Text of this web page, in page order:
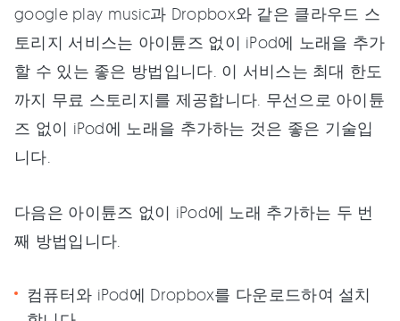
google play music과 Dropbox와 같은 클라우드 스
토리지 서비스는 아이튠즈 없이 iPod에 노래을 추가
할 수 있는 좋은 방법입니다. 이 서비스는 최대 한도
까지 무료 스토리지를 제공합니다. 무선으로 아이튠
즈 없이 iPod에 노래을 추가하는 것은 좋은 기술입
니다.
다음은 아이튠즈 없이 iPod에 노래 추가하는 두 번
째 방법입니다.
컴퓨터와 iPod에 Dropbox를 다운로드하여 설치